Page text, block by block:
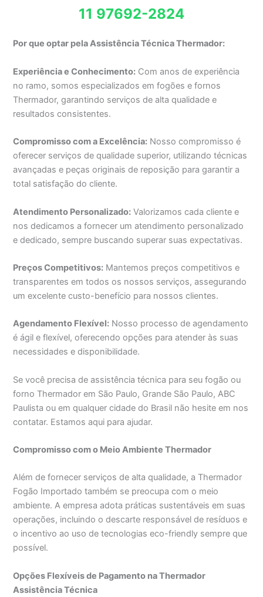
11 97692-2824
Por que optar pela Assistência Técnica Thermador:
Experiência e Conhecimento: Com anos de experiência
no ramo, somos especializados em fogões e fornos
Thermador, garantindo serviços de alta qualidade e
resultados consistentes.
Compromisso com a Excelência: Nosso compromisso é
oferecer serviços de qualidade superior, utilizando técnicas
avançadas e peças originais de reposição para garantir a
total satisfação do cliente.
Atendimento Personalizado: Valorizamos cada cliente e
nos dedicamos a fornecer um atendimento personalizado
e dedicado, sempre buscando superar suas expectativas.
Preços Competitivos: Mantemos preços competitivos e
transparentes em todos os nossos serviços, assegurando
um excelente custo-benefício para nossos clientes.
Agendamento Flexível: Nosso processo de agendamento
é ágil e flexível, oferecendo opções para atender às suas
necessidades e disponibilidade.
Se você precisa de assistência técnica para seu fogão ou
forno Thermador em São Paulo, Grande São Paulo, ABC
Paulista ou em qualquer cidade do Brasil não hesite em nos
contatar. Estamos aqui para ajudar.
Compromisso com o Meio Ambiente Thermador
Além de fornecer serviços de alta qualidade, a Thermador
Fogão Importado também se preocupa com o meio
ambiente. A empresa adota práticas sustentáveis em suas
operações, incluindo o descarte responsável de resíduos e
o incentivo ao uso de tecnologias eco-friendly sempre que
possível.
Opções Flexíveis de Pagamento na Thermador
Assistência Técnica